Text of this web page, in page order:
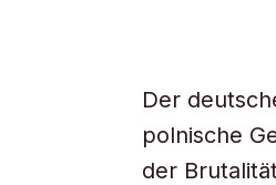
Der
polnische
der